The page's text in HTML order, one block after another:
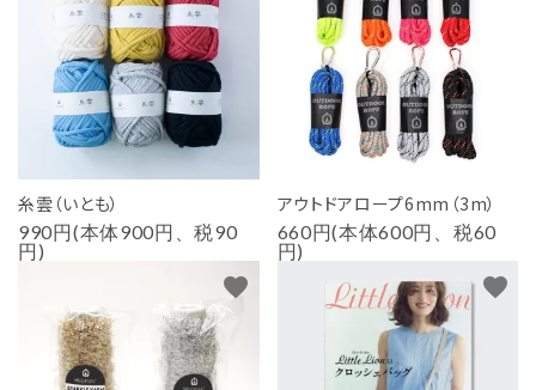
糸雲（いとも）
990円(本体900円、税90
円)
アウトドアロープ6mm（3m）
660円(本体600円、税60
円)
favorite favorite